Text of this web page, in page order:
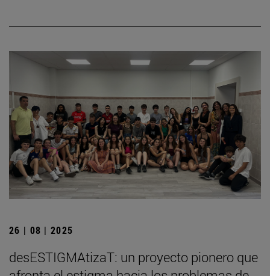
26 | 08 | 2025
desESTIGMAtizaT: un proyecto pionero que